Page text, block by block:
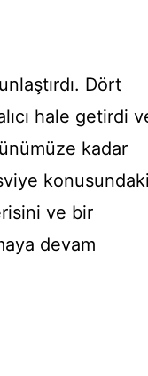
Dört
hale getirdi
kadar
ve bir
devam